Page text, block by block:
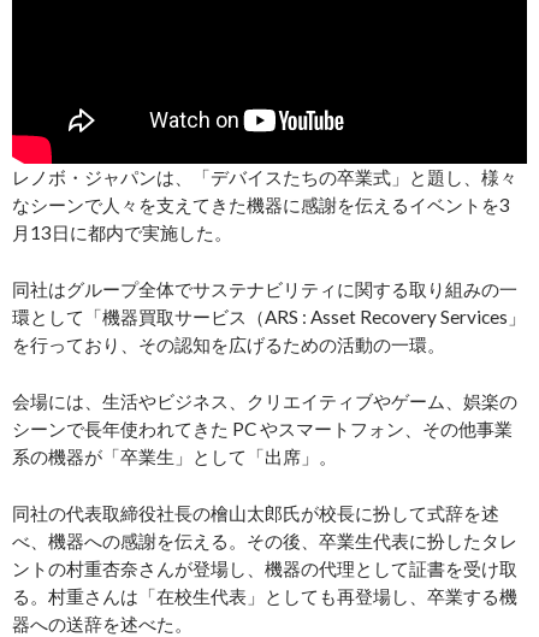
レノボ・ジャパンは、「デバイスたちの卒業式」と題し、様々
なシーンで人々を支えてきた機器に感謝を伝えるイベントを3
月13日に都内で実施した。
同社はグループ全体でサステナビリティに関する取り組みの一
環として「機器買取サービス（ARS : Asset Recovery Services」
を行っており、その認知を広げるための活動の一環。
会場には、生活やビジネス、クリエイティブやゲーム、娯楽の
シーンで長年使われてきた PC やスマートフォン、その他事業
系の機器が「卒業生」として「出席」。
同社の代表取締役社長の檜山太郎氏が校長に扮して式辞を述
べ、機器への感謝を伝える。その後、卒業生代表に扮したタレ
ントの村重杏奈さんが登場し、機器の代理として証書を受け取
る。村重さんは「在校生代表」としても再登場し、卒業する機
器への送辞を述べた。